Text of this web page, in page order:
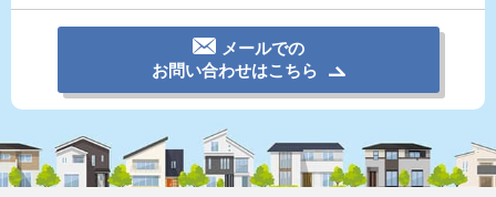
メールでの
お問い合わせはこちら